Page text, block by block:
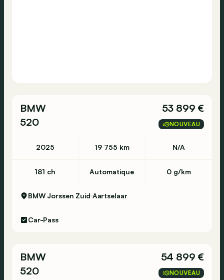
BMW
520
53 899 €
NOUVEAU
2025 19 755 km N/A
181 ch Automatique 0 g/km
BMW Jorssen Zuid Aartselaar
Car-Pass
BMW
520
54 899 €
NOUVEAU